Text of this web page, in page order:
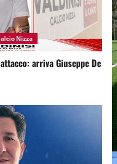
Nizza
arriva Giuseppe De